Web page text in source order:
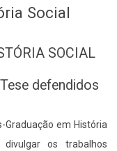
Social
SOCIAL
defendidos
Graduação em História
os trabalhos